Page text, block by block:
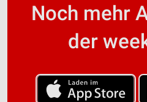
Noch mehr
der